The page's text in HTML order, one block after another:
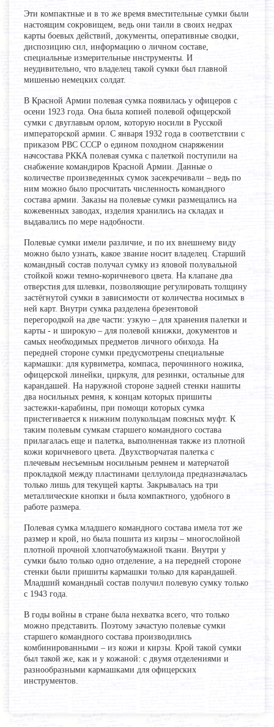
Эти компактные и в то же время вместительные сумки были
настоящим сокровищем, ведь они таили в своих недрах
карты боевых действий, документы, оперативные сводки,
диспозицию сил, информацию о личном составе,
специальные измерительные инструменты. И
неудивительно, что владелец такой сумки был главной
мишенью немецких солдат.
В Красной Армии полевая сумка появилась у офицеров с
осени 1923 года. Она была копией полевой офицерской
сумки с двуглавым орлом, которую носили в Русской
императорской армии. С января 1932 года в соответствии с
приказом РВС СССР о едином походном снаряжении
начсостава РККА полевая сумка с палеткой поступили на
снабжение командиров Красной Армии. Данные о
количестве произведенных сумок засекречивали – ведь по
ним можно было просчитать численность командного
состава армии. Заказы на полевые сумки размещались на
кожевенных заводах, изделия хранились на складах и
выдавались по мере надобности.
Полевые сумки имели различие, и по их внешнему виду
можно было узнать, какое звание носит владелец. Старший
командный состав получал сумку из яловой полувальной
стойкой кожи темно-коричневого цвета. На клапане два
отверстия для шлевки, позволяющие регулировать толщину
застёгнутой сумки в зависимости от количества носимых в
ней карт. Внутри сумка разделена брезентовой
перегородкой на две части: узкую – для хранения палетки и
карты - и широкую – для полевой книжки, документов и
самых необходимых предметов личного обихода. На
передней стороне сумки предусмотрены специальные
кармашки: для курвиметра, компаса, перочинного ножика,
офицерской линейки, циркуля, для резинки, остальные для
карандашей. На наружной стороне задней стенки нашиты
два носильных ремня, к концам которых пришиты
застежки-карабины, при помощи которых сумка
пристегивается к нижним полукольцам поясных муфт. К
таким полевым сумкам старшего командного состава
прилагалась еще и палетка, выполненная также из плотной
кожи коричневого цвета. Двухстворчатая палетка с
плечевым несъемным носильным ремнем и матерчатой
прокладкой между пластинами целлулоида предназначалась
только лишь для текущей карты. Закрывалась на три
металлические кнопки и была компактного, удобного в
работе размера.
Полевая сумка младшего командного состава имела тот же
размер и крой, но была пошита из кирзы – многослойной
плотной прочной хлопчатобумажной ткани. Внутри у
сумки было только одно отделение, а на передней стороне
стенки были пришиты кармашки только для карандашей.
Младший командный состав получил полевую сумку только
с 1943 года.
В годы войны в стране была нехватка всего, что только
можно представить. Поэтому зачастую полевые сумки
старшего командного состава производились
комбинированными – из кожи и кирзы. Крой такой сумки
был такой же, как и у кожаной: с двумя отделениями и
разнообразными кармашками для офицерских
инструментов.